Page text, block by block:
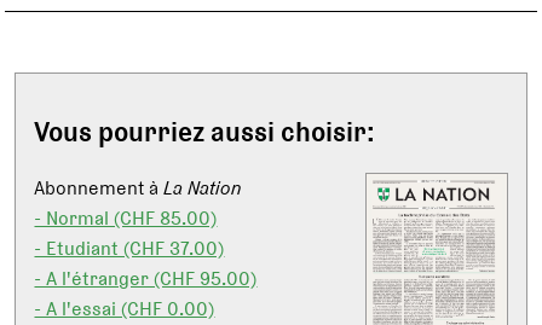
Vous pourriez aussi choisir:
Abonnement àLa Nation
- Normal (CHF 85.00)
- Etudiant (CHF 37.00)
- A l'étranger (CHF 95.00)
- A l'essai (CHF 0.00)